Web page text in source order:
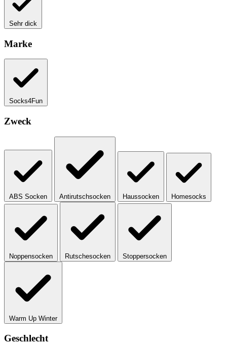
Sehr dick
Marke
Socks4Fun
Zweck
ABS Socken Antirutschsocken Haussocken Homesocks
Noppensocken Rutschesocken Stoppersocken
Warm Up Winter
Geschlecht